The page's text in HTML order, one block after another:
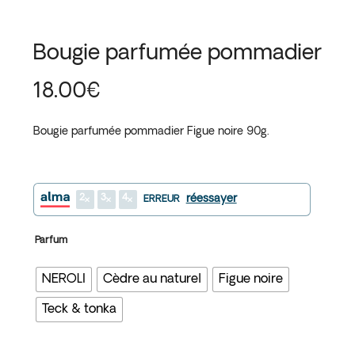
Bougie parfumée pommadier
18.00€
Bougie parfumée pommadier Figue noire 90g.
2 3 4 ERREUR réessayer
Parfum
NEROLI Cèdre au naturel Figue noire
Teck & tonka